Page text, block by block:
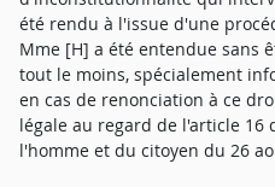
été rendu à l'issue d'une
Mme [H] a été entendue sans
tout le moins, spécialement
en cas de renonciation à ce
légale au regard de l'article 16
l'homme et du citoyen du 26